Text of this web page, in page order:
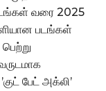
வரை 2025
படங்கள்
பேட் அக்‌லி’